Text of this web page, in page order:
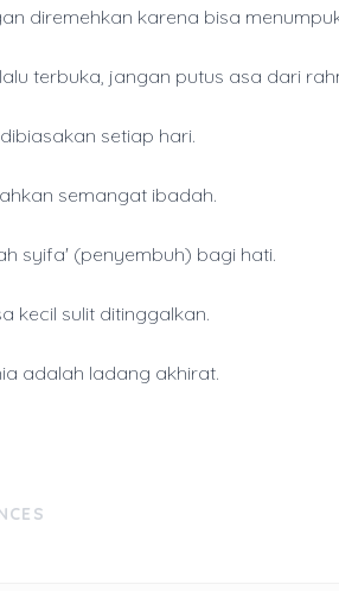
diremehkan karena bisa
terbuka, jangan putus asa dari
setiap hari.
semangat ibadah.
syifa' (penyembuh) bagi hati.
kecil sulit ditinggalkan.
adalah ladang akhirat.